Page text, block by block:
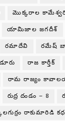
మొక్కరాల
యామిజాల జగదీశ్
రమాదేవి రమేష్
రాజ కార్తీక్
రామ రాజ్యం
రుద్ర దండం – 8
రాకుమారిడి కధ